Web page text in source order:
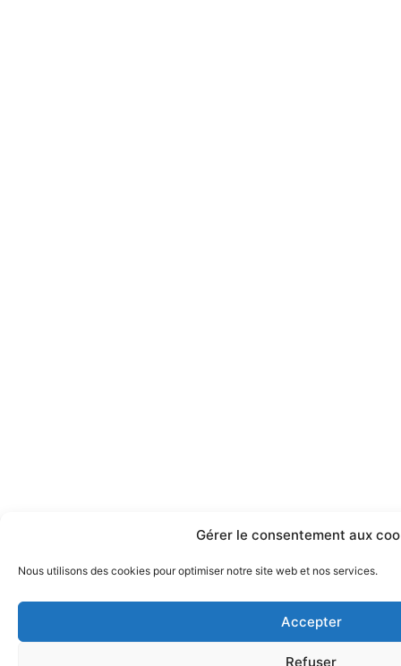
Gérer le consentement aux
Nous utilisons des cookies pour optimiser notre site web et nos services.
Accepter
Refuser